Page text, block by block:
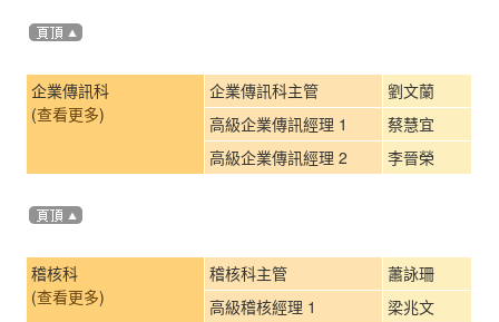
企業傳訊科
(查看更多)
企業傳訊科主管
劉文蘭
高級企業傳訊經理 1
蔡慧宜
高級企業傳訊經理 2
李晉榮
稽核科
(查看更多)
稽核科主管
蕭詠珊
高級稽核經理 1
梁兆文